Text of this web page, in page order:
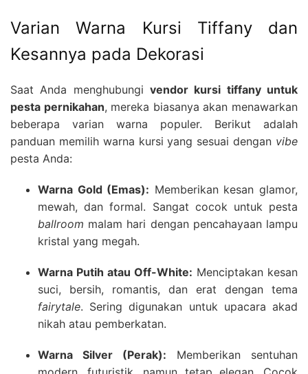
Varian Warna Kursi Tiffany dan
Kesannya pada Dekorasi
Saat Anda menghubungi vendor kursi tiffany untuk
pesta pernikahan, mereka biasanya akan menawarkan
beberapa varian warna populer. Berikut adalah
panduan memilih warna kursi yang sesuai dengan vibe
pesta Anda:
Warna Gold (Emas): Memberikan kesan glamor,
mewah, dan formal. Sangat cocok untuk pesta
ballroom malam hari dengan pencahayaan lampu
kristal yang megah.
Warna Putih atau Off-White: Menciptakan kesan
suci, bersih, romantis, dan erat dengan tema
fairytale. Sering digunakan untuk upacara akad
nikah atau pemberkatan.
Warna Silver (Perak): Memberikan sentuhan